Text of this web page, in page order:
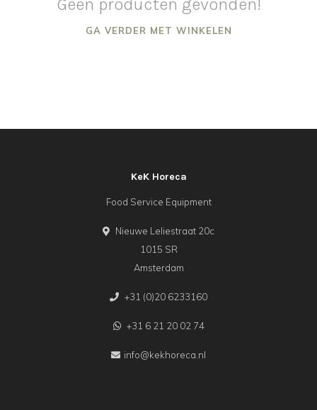
Geen producten gevonden!
GA VERDER MET WINKELEN
KeK Horeca
Food Service Equipment
Nieuwe Leliestraat 20c
1015 SR
Amsterdam
+31 (0)20 6233160
+31 6 21 20 02 74
info@kekhoreca.nl